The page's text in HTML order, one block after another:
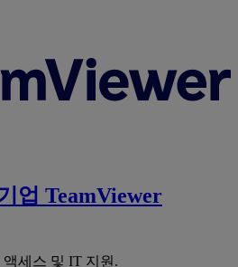
업 TeamViewer
세스 및 IT 지원.